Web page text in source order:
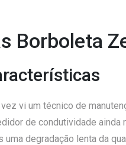
Borboleta
vi um técnico de
de condutividade
degradação lenta da